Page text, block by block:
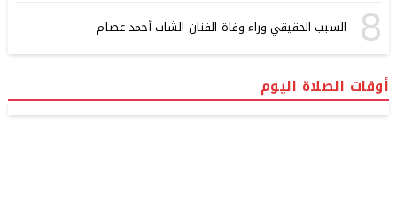
8 السبب الحقيقي وراء وفاة الفنان الشاب أحمد عصام
أوقات الصلاة اليوم